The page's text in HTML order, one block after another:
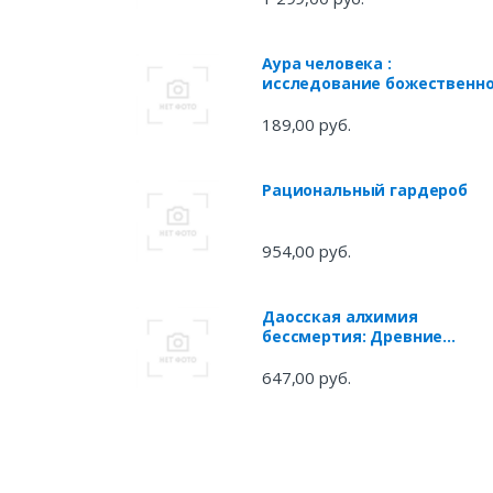
Аура человека :
исследование
189,00 руб.
Рациональный гардероб
954,00 руб.
Даосская алхимия
бессмертия: Древние
физической
647,00 руб.